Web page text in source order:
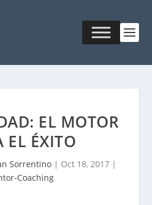
EL MOTOR
EL ÉXITO
Sorrentino| Oct 18, 2017|
Coaching